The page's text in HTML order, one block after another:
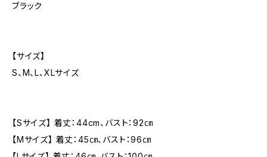
ブラック
【サイズ】
S、M、L、XLサイズ
【Sサイズ】 着丈：44cm、バスト：92㎝
【Mサイズ】 着丈：45㎝、バスト：96㎝